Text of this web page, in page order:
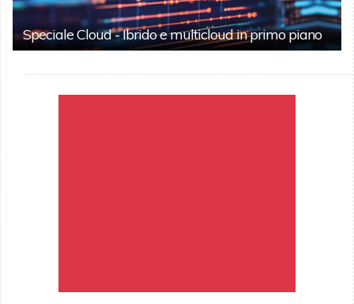
Speciale Cloud - Ibrido e multicloud in primo piano